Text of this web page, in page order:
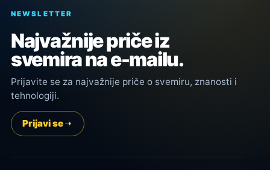
NEWSLETTER
Najvažnije priče iz
svemira na e-mailu.
Prijavite se za najvažnije priče o svemiru, znanosti i
tehnologiji.
Prijavi se